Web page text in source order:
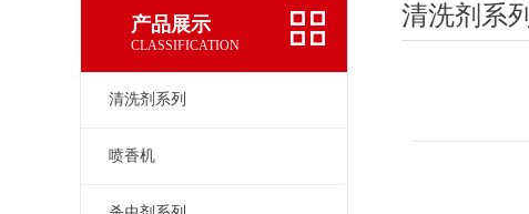
产品展示
CLASSIFICATION
清洗剂系列
喷香机
清洗剂系列